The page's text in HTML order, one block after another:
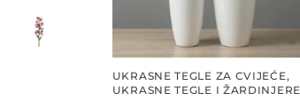
UKRASNE TEGLE ZA CVIJEĆE ,
UKRASNE TEGLE I ŽARDINJERE